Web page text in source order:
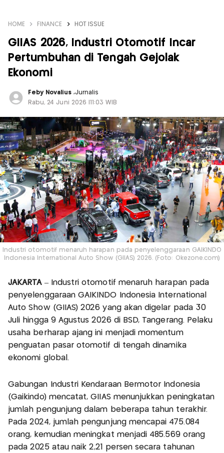
HOME FINANCE HOT ISSUE
GIIAS 2026, Industri Otomotif Incar
Pertumbuhan di Tengah Gejolak
Ekonomi
Feby Novalius ,Jurnalis
Rabu, 24 Juni 2026 |11:03 WIB
Industri otomotif menaruh harapan pada penyelenggaraan GAIKINDO
Indonesia International Auto Show (GIIAS) 2026. (Foto: Okezone.com)
JAKARTA– Industri otomotif menaruh harapan pada
penyelenggaraan GAIKINDO Indonesia International
Auto Show (GIIAS) 2026 yang akan digelar pada 30
Juli hingga 9 Agustus 2026 di BSD, Tangerang. Pelaku
usaha berharap ajang ini menjadi momentum
penguatan pasar otomotif di tengah dinamika
ekonomi global.
Gabungan Industri Kendaraan Bermotor Indonesia
(Gaikindo) mencatat, GIIAS menunjukkan peningkatan
jumlah pengunjung dalam beberapa tahun terakhir.
Pada 2024, jumlah pengunjung mencapai 475.084
orang, kemudian meningkat menjadi 485.569 orang
pada 2025 atau naik 2,21 persen secara tahunan